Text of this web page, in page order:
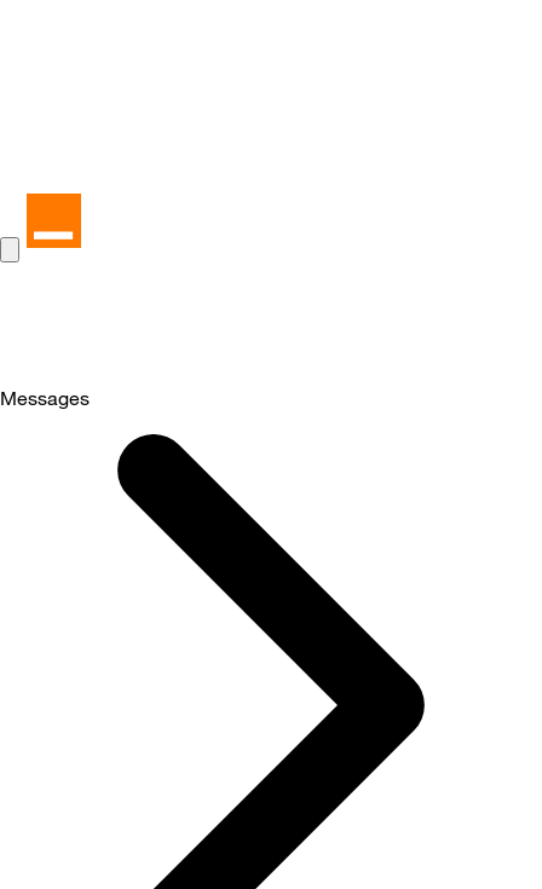
Messages